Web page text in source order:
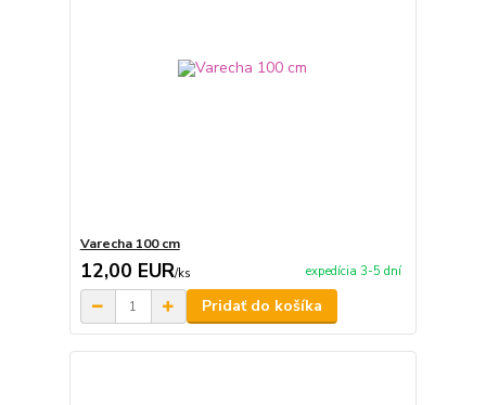
Varecha 100 cm
12,00 EUR/ks expedícia 3-5 dní
Pridať do košíka